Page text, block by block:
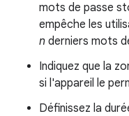
mots de passe
empêche les
n derniers mots
Indiquez que la
si l'appareil le
Définissez la